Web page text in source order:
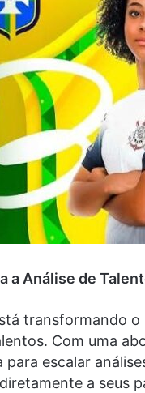
a Análise de
transformando
Com uma
escalar
a seus